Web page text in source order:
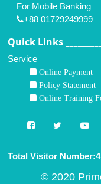
For Mobile Banking
+88 01729249999
Quick Links
Service
Online Payment
Policy Statement
Online Training
Total Visitor Number:4
© 2020